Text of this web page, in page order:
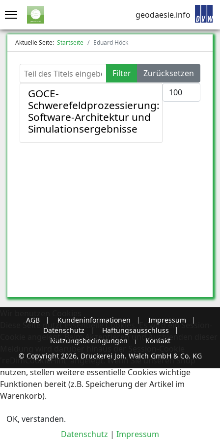
geodaesie.info
Aktuelle Seite: Startseite Eduard Höck
Teil des Titels eingeben Filter
Zurücksetzen
Anzeige #
GOCE-
Schwerefeldprozessierung:
Software-Architektur und
Simulationsergebnisse
AGB Kundeninformationen
Impressum
Datenschutz
Haftungsausschluss
Nutzungsbedingungen
Kontakt
© Copyright 2026, Druckerei Joh. Walch GmbH & Co. KG
Diese Seite nutzt essentielle Cookies. Es wird ein Session-
Cookie angelegt. Beim Akzeptieren und Ausblenden dieser
Meldung wird darüber hinaus der Session-Cookie
'reDimCookieHint' angelegt. Wenn Sie unseren Shop
nutzen, stellen weitere essentielle Cookies wichtige
Funktionen bereit (z.B. Speicherung der Artikel im
Warenkorb).
OK, verstanden.
Datenschutz | Impressum